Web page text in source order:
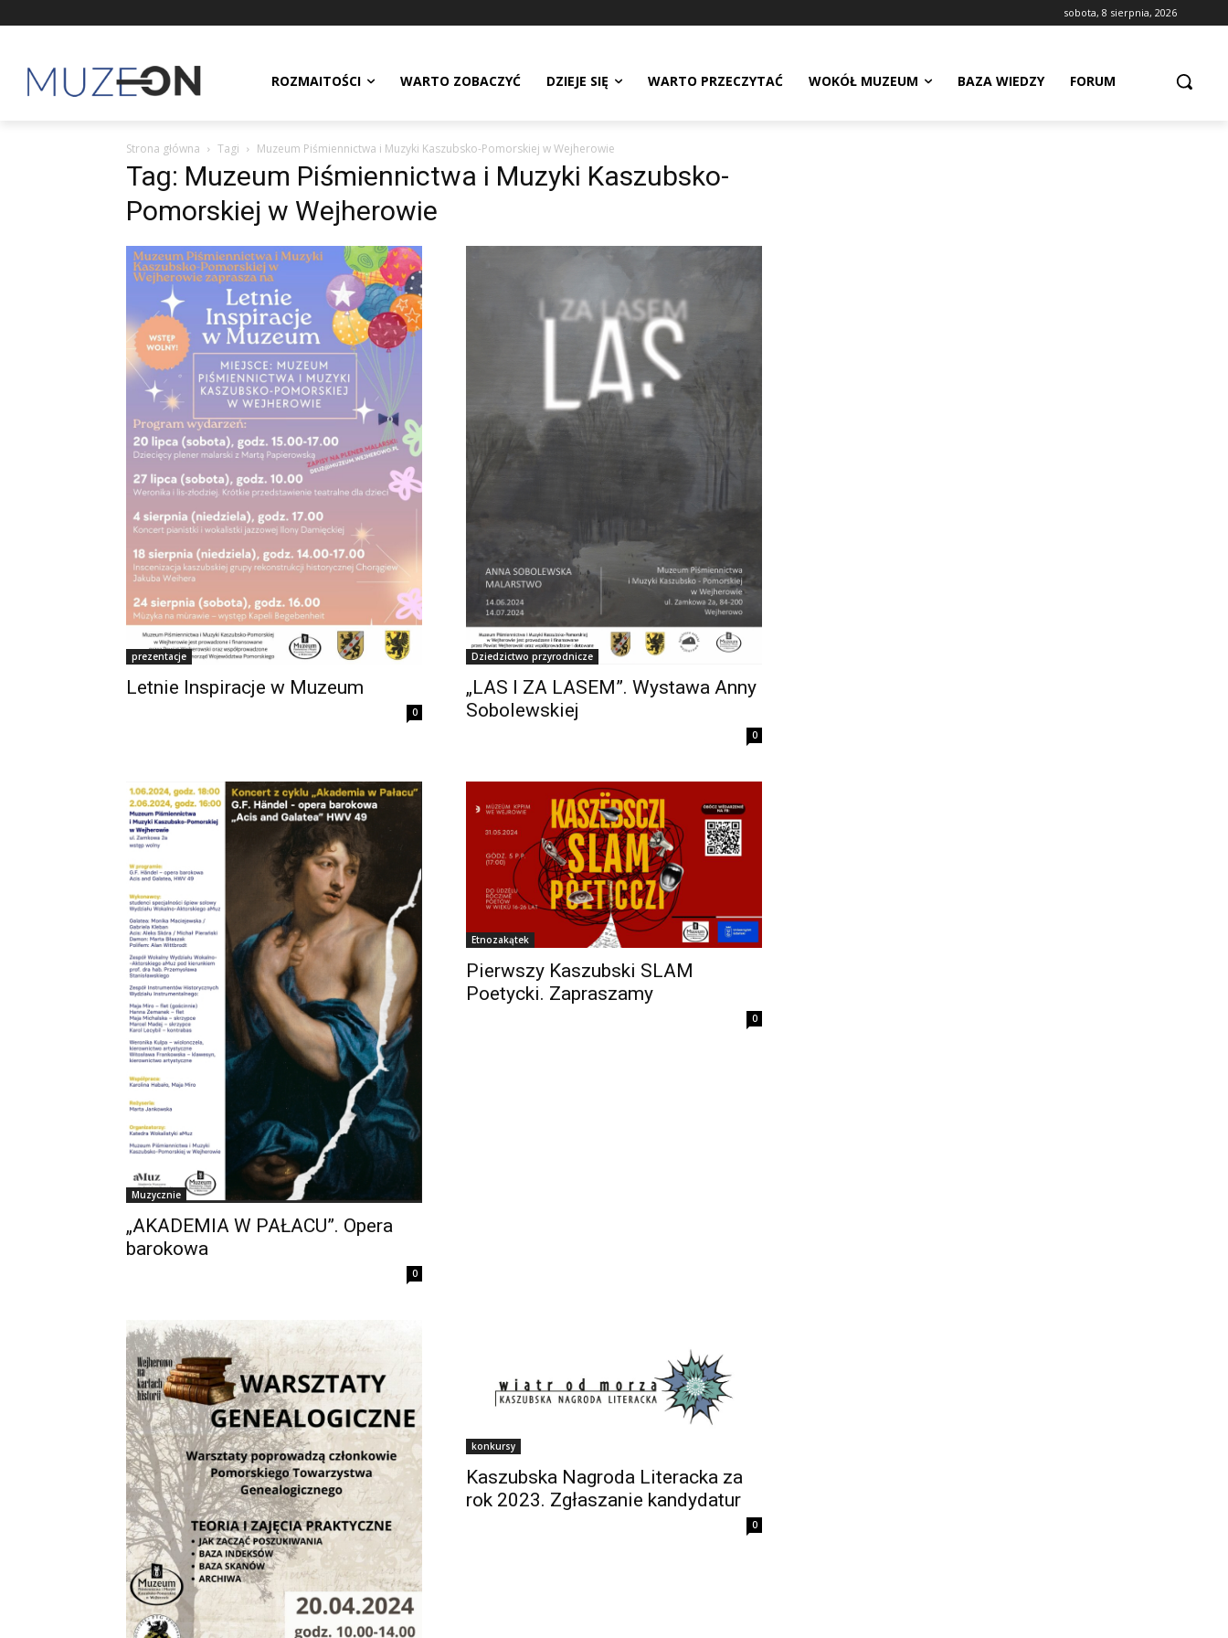
sobota, 8 sierpnia, 2026
ROZMAITOŚCI WARTO ZOBACZYĆ DZIEJE SIĘ WARTO PRZECZYTAĆ WOKÓŁ MUZEUM BAZA WIEDZY FORUM
Strona główna Tagi Muzeum Piśmiennictwa i Muzyki Kaszubsko-Pomorskiej w Wejherowie
Tag: Muzeum Piśmiennictwa i Muzyki Kaszubsko-
Pomorskiej w Wejherowie
prezentacje
Letnie Inspiracje w Muzeum
0
Dziedzictwo przyrodnicze
„LAS I ZA LASEM”. Wystawa Anny
Sobolewskiej
0
Muzycznie
„AKADEMIA W PAŁACU”. Opera
barokowa
0
Etnozakątek
Pierwszy Kaszubski SLAM
Poetycki. Zapraszamy
0
konkursy
Kaszubska Nagroda Literacka za
rok 2023. Zgłaszanie kandydatur
0